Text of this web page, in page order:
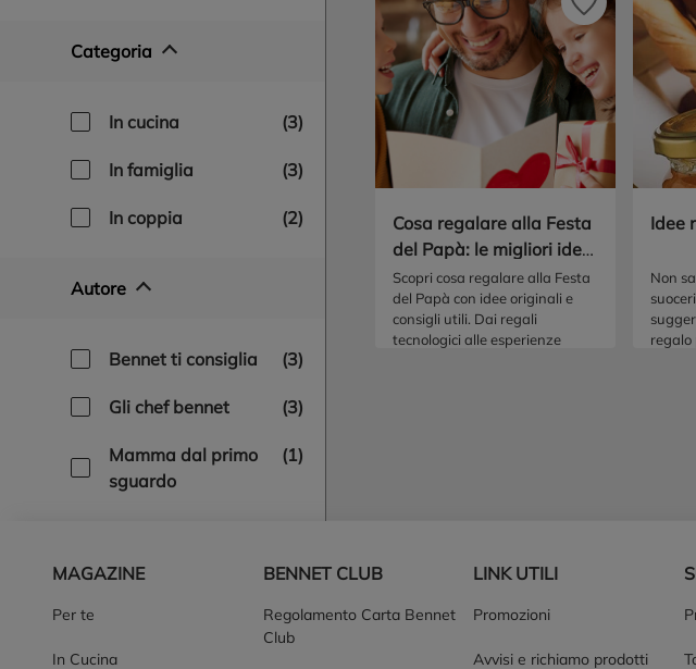
Categoria
in cucina (3)
in famiglia (3)
in coppia (2)
Autore
bennet ti consiglia (3)
gli chef bennet (3)
mamma dal primo
sguardo
(1)
Cosa regalare alla Festa
del Papà: le migliori idee
regalo
Scopri cosa regalare alla Festa
del Papà con idee originali e
consigli utili. Dai regali
tecnologici alle esperienze
Idee
Non
regalo
MAGAZINE
Per te
In Cucina
BENNET CLUB
Regolamento Carta Bennet
Club
LINK UTILI
Promozioni
Avvisi e richiamo prodotti